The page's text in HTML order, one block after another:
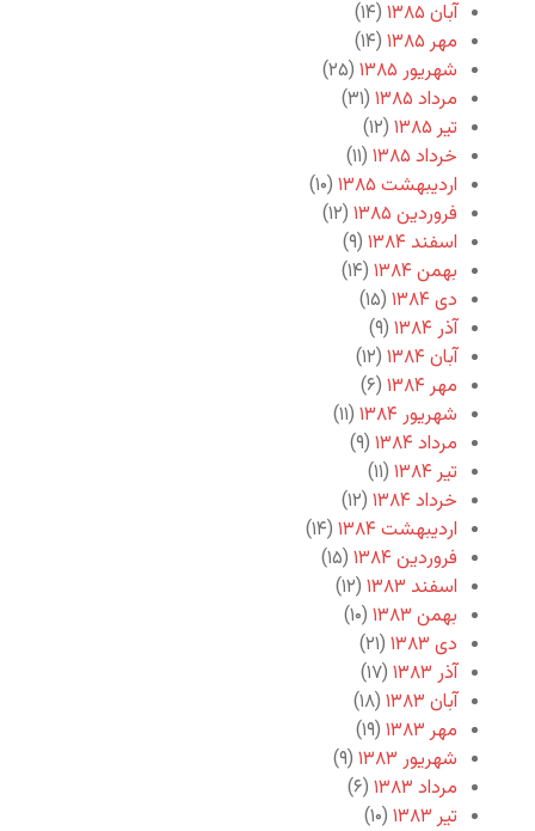
آبان ۱۳۸۵
(۱۴)
مهر ۱۳۸۵
(۱۴)
شهریور ۱۳۸۵
(۲۵)
مرداد ۱۳۸۵
(۳۱)
تیر ۱۳۸۵
(۱۲)
خرداد ۱۳۸۵
(۱۱)
اردیبهشت ۱۳۸۵
(۱۰)
فروردین ۱۳۸۵
(۱۲)
اسفند ۱۳۸۴
(۹)
بهمن ۱۳۸۴
(۱۴)
دی ۱۳۸۴
(۱۵)
آذر ۱۳۸۴
(۹)
آبان ۱۳۸۴
(۱۲)
مهر ۱۳۸۴
(۶)
شهریور ۱۳۸۴
(۱۱)
مرداد ۱۳۸۴
(۹)
تیر ۱۳۸۴
(۱۱)
خرداد ۱۳۸۴
(۱۲)
اردیبهشت ۱۳۸۴
(۱۴)
فروردین ۱۳۸۴
(۱۵)
اسفند ۱۳۸۳
(۱۲)
بهمن ۱۳۸۳
(۱۰)
دی ۱۳۸۳
(۲۱)
آذر ۱۳۸۳
(۱۷)
آبان ۱۳۸۳
(۱۸)
مهر ۱۳۸۳
(۱۹)
شهریور ۱۳۸۳
(۹)
مرداد ۱۳۸۳
(۶)
تیر ۱۳۸۳
(۱۰)